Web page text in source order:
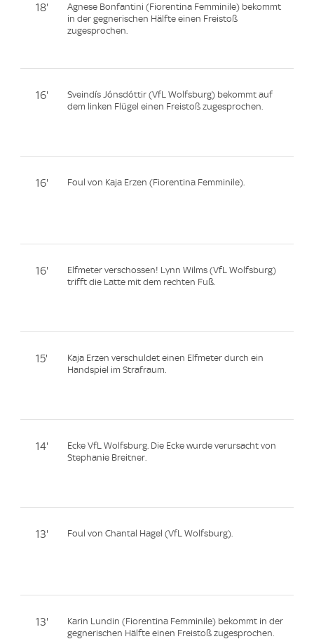
18'
Agnese Bonfantini (Fiorentina Femminile) bekommt
in der gegnerischen Hälfte einen Freistoß
zugesprochen.
16'
Sveindís Jónsdóttir (VfL Wolfsburg) bekommt auf
dem linken Flügel einen Freistoß zugesprochen.
16' Foul von Kaja Erzen (Fiorentina Femminile).
16'
Elfmeter verschossen! Lynn Wilms (VfL Wolfsburg)
trifft die Latte mit dem rechten Fuß.
15'
Kaja Erzen verschuldet einen Elfmeter durch ein
Handspiel im Strafraum.
14'
Ecke VfL Wolfsburg. Die Ecke wurde verursacht von
Stephanie Breitner.
13' Foul von Chantal Hagel (VfL Wolfsburg).
13'
Karin Lundin (Fiorentina Femminile) bekommt in der
gegnerischen Hälfte einen Freistoß zugesprochen.